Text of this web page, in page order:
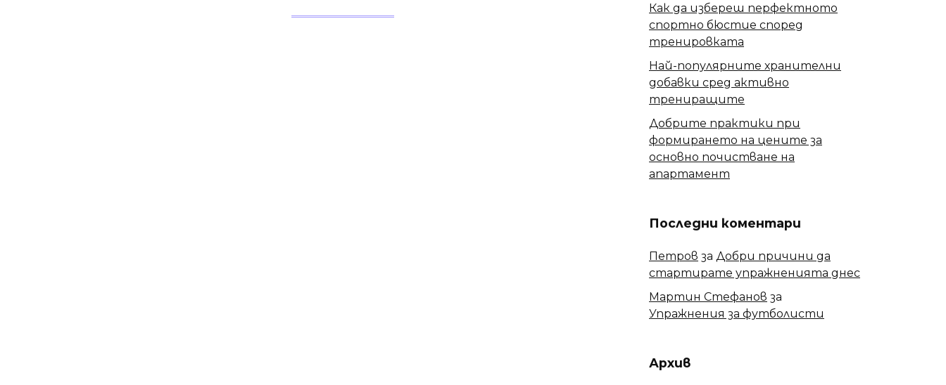
Как да избереш перфектното
спортно бюстие според
тренировката
Най-популярните хранителни
добавки сред активно
трениращите
Добрите практики при
формирането на цените за
основно почистване на
апартамент
Последни коментари
Петров за Добри причини да
стартирате упражненията днес
Мартин Стефанов за
Упражнения за футболисти
Архив